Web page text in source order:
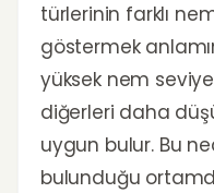
türlerinin farklı
göstermek
yüksek nem
diğerleri daha
uygun bulur. Bu
bulunduğu